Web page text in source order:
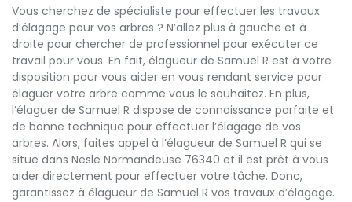
Vous cherchez de spécialiste pour effectuer les travaux
d’élagage pour vos arbres ? N’allez plus à gauche et à
droite pour chercher de professionnel pour exécuter ce
travail pour vous. En fait, élagueur de Samuel R est à votre
disposition pour vous aider en vous rendant service pour
élaguer votre arbre comme vous le souhaitez. En plus,
l’élaguer de Samuel R dispose de connaissance parfaite et
de bonne technique pour effectuer l’élagage de vos
arbres. Alors, faites appel à l’élagueur de Samuel R qui se
situe dans Nesle Normandeuse 76340 et il est prêt à vous
aider directement pour effectuer votre tâche. Donc,
garantissez à élagueur de Samuel R vos travaux d’élagage.